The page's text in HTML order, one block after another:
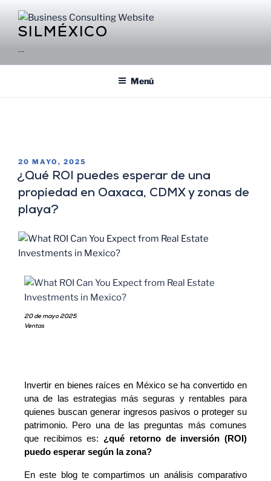
SILMÉXICO
…
Menú
20 MAYO, 2025
¿Qué ROI puedes esperar de una
propiedad en Oaxaca, CDMX y zonas de
playa?
20 de mayo 2025
Ventas
Invertir en bienes raíces en México se ha convertido en
una de las estrategias más seguras y rentables para
quienes buscan generar ingresos pasivos o proteger su
patrimonio. Pero una de las preguntas más comunes
que recibimos es: ¿qué retorno de inversión (ROI)
puedo esperar según la zona?
En este blog te compartimos un análisis comparativo